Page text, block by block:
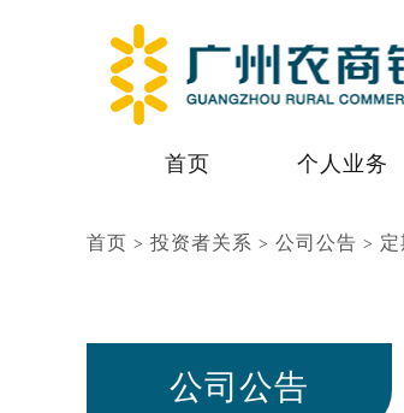
首页 个人业务
首页 > 投资者关系 > 公司公告 >
公司公告